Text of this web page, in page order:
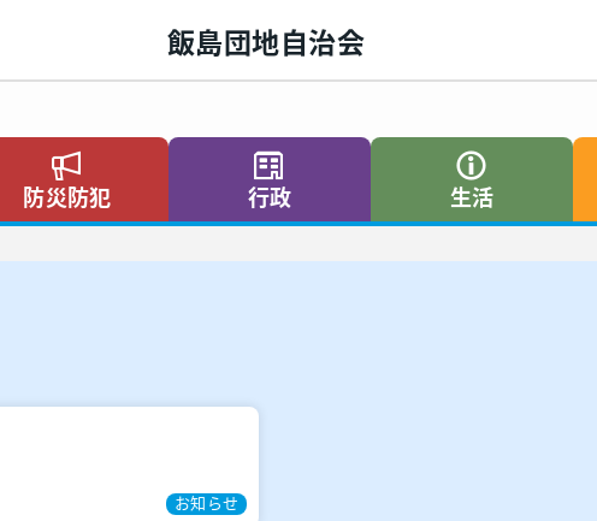
飯島団地自治会
防災防犯 行政 生活
お知らせ